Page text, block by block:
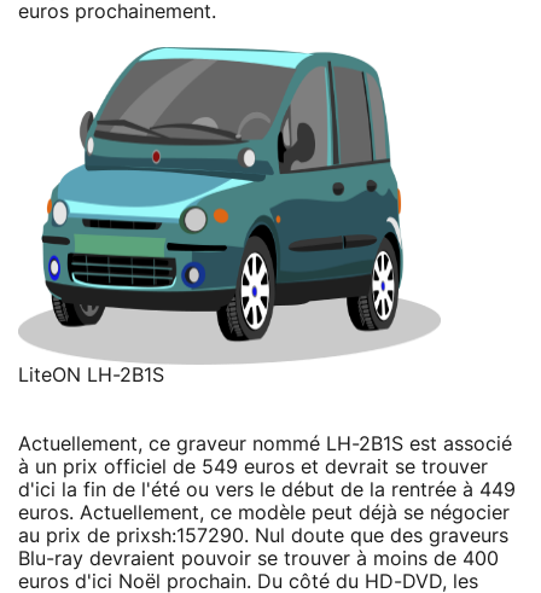
euros prochainement.
LiteON LH-2B1S
Actuellement, ce graveur nommé LH-2B1S est associé
à un prix officiel de 549 euros et devrait se trouver
d'ici la fin de l'été ou vers le début de la rentrée à 449
euros. Actuellement, ce modèle peut déjà se négocier
au prix de prixsh:157290. Nul doute que des graveurs
Blu-ray devraient pouvoir se trouver à moins de 400
euros d'ici Noël prochain. Du côté du HD-DVD, les